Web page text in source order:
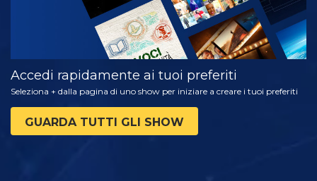
Accedi rapidamente ai tuoi preferiti
Seleziona + dalla pagina di uno show per iniziare a creare i tuoi preferiti
GUARDA TUTTI GLI SHOW